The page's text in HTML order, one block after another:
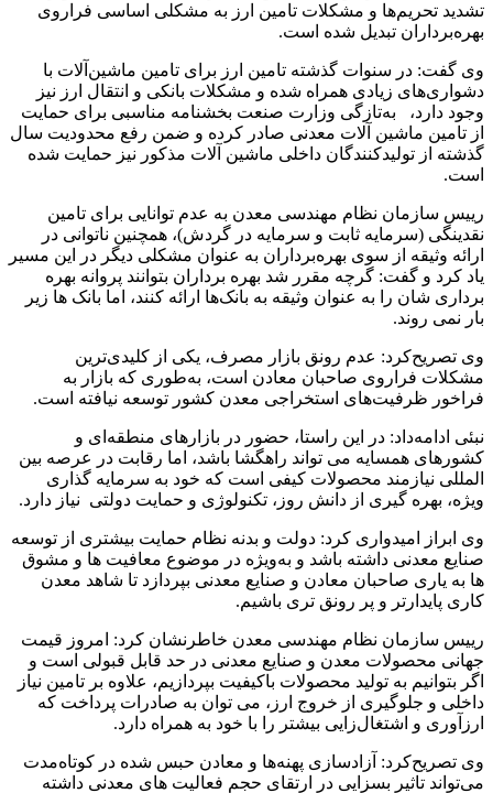
تشدید تحریم‌ها و مشکلات تامین ارز به مشکلی اساسی فراروی
بهره‌برداران تبدیل شده است.
وی گفت: در سنوات گذشته تامین ارز برای تامین ماشین‌آلات با
دشواری‌های زیادی همراه شده و مشکلات بانکی و انتقال ارز نیز
وجود دارد، به‌تازگی وزارت صنعت بخشنامه مناسبی برای حمایت
از تامین ماشین آلات معدنی صادر کرده و ضمن رفع محدودیت سال
گذشته از تولیدکنندگان داخلی ماشین آلات مذکور نیز حمایت شده
است.
رییس سازمان نظام مهندسی معدن به عدم توانایی برای تامین
نقدینگی (سرمایه ثابت و سرمایه در گردش)، همچنین ناتوانی در
ارائه وثیقه از سوی بهره‌برداران به عنوان مشکلی دیگر در این مسیر
یاد کرد و گفت: ‌گرچه مقرر شد بهره برداران بتوانند پروانه ‌بهره
برداری شان را به عنوان وثیقه به بانک‌ها ارائه کنند، اما بانک ها زیر
بار نمی روند.
وی تصریح‌کرد: عدم رونق بازار مصرف، یکی از کلیدی‌ترین
مشکلات فراروی صاحبان معادن است، به‌طوری که بازار به
فراخور ظرفیت‌های استخراجی معدن کشور توسعه نیافته است.
نبئی ادامه‌داد:‌ در این راستا، حضور در بازارهای منطقه‌ای و
کشورهای همسایه می تواند راهگشا باشد، اما رقابت در عرصه بین
المللی نیازمند محصولات کیفی است که خود به سرمایه گذاری
ویژه، بهره گیری از دانش روز، تکنولوژی و حمایت دولتی نیاز دارد.
وی ابراز امیدواری کرد: دولت و بدنه نظام حمایت بیشتری از توسعه
صنایع معدنی داشته باشد و به‌ویژه در موضوع معافیت ها و مشوق
ها به یاری صاحبان معادن و صنایع معدنی بپردازد تا شاهد معدن
کاری پایدارتر و پر رونق تری باشیم.
رییس سازمان نظام مهندسی معدن خاطرنشان کرد: امروز قیمت
جهانی محصولات معدن و صنایع معدنی در حد قابل قبولی است و
اگر بتوانیم به تولید محصولات باکیفیت بپردازیم، علاوه بر تامین نیاز
داخلی و جلوگیری از خروج ارز، می توان به صادرات پرداخت که
ارزآوری و اشتغال‌زایی بیشتر را با خود به همراه دارد.
وی تصریح‌کرد: آزادسازی پهنه‌ها و معادن حبس شده در کوتاه‌مدت
می‌تواند تاثیر بسزایی در ارتقای حجم فعالیت های معدنی داشته